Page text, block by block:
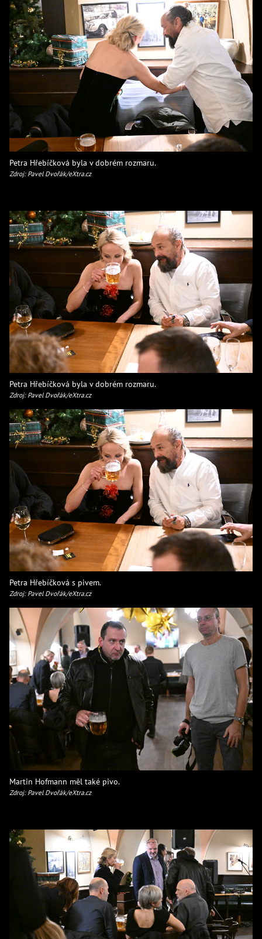
Petra Hřebíčková byla v dobrém rozmaru.
Zdroj: Pavel Dvořák/eXtra.cz
Petra Hřebíčková byla v dobrém rozmaru.
Zdroj: Pavel Dvořák/eXtra.cz
Petra Hřebíčková s pivem.
Zdroj: Pavel Dvořák/eXtra.cz
Martin Hofmann měl také pivo.
Zdroj: Pavel Dvořák/eXtra.cz